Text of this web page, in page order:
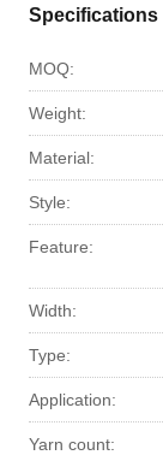
Specifications
MOQ:
Weight:
Material:
Style:
Feature:
Width:
Type:
Application:
Yarn count: